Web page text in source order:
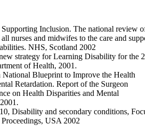
Inclusion. The national review
nurses and midwifes to the care and
NHS, Scotland 2002
strategy for Learning Disability for the
of Health, 2001.
National Blueprint to Improve the Health
Retardation. Report of the Surgeon
on Health Disparities and Mental
Disability and secondary conditions,
USA 2002